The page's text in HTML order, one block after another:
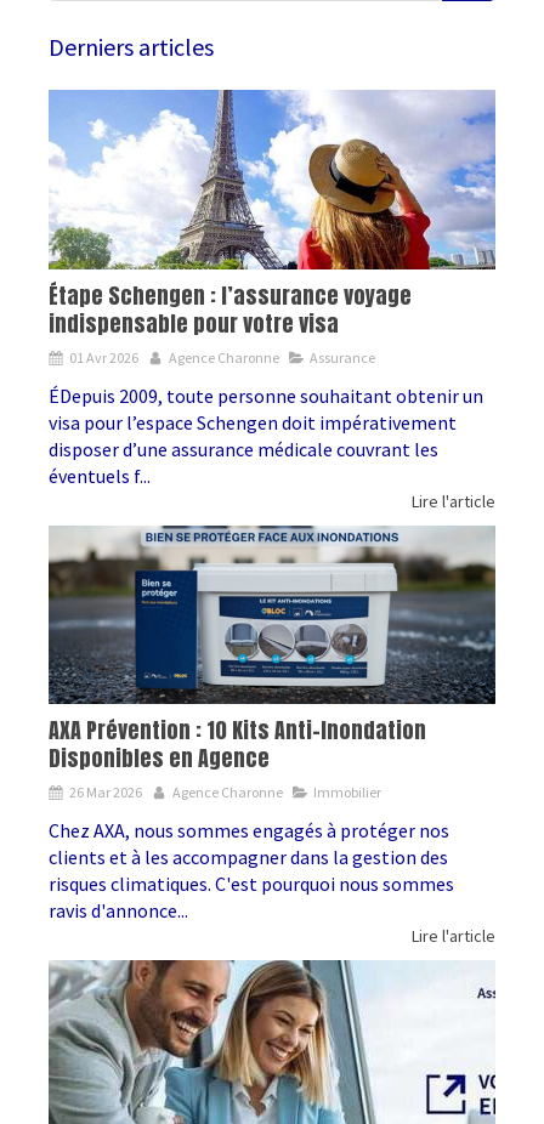
Derniers articles
Étape Schengen : l’assurance voyage
indispensable pour votre visa
01 Avr 2026 Agence Charonne Assurance
ÉDepuis 2009, toute personne souhaitant obtenir un
visa pour l’espace Schengen doit impérativement
disposer d’une assurance médicale couvrant les
éventuels f...
Lire l'article
AXA Prévention : 10 Kits Anti-Inondation
Disponibles en Agence
26 Mar 2026 Agence Charonne Immobilier
Chez AXA, nous sommes engagés à protéger nos
clients et à les accompagner dans la gestion des
risques climatiques. C'est pourquoi nous sommes
ravis d'annonce...
Lire l'article